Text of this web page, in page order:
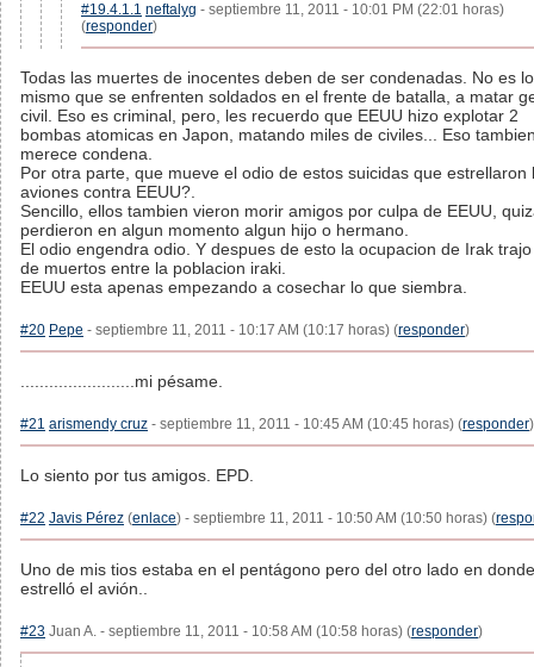
#19.4.1.1 neftalyg - septiembre 11, 2011 - 10:01 PM (22:01 horas)
(responder)
Todas las muertes de inocentes deben de ser condenadas. No es lo
mismo que se enfrenten soldados en el frente de batalla, a matar
civil. Eso es criminal, pero, les recuerdo que EEUU hizo explotar 2
bombas atomicas en Japon, matando miles de civiles... Eso
merece condena.
Por otra parte, que mueve el odio de estos suicidas que estrellaron
aviones contra EEUU?.
Sencillo, ellos tambien vieron morir amigos por culpa de EEUU,
perdieron en algun momento algun hijo o hermano.
El odio engendra odio. Y despues de esto la ocupacion de Irak
de muertos entre la poblacion iraki.
EEUU esta apenas empezando a cosechar lo que siembra.
#20 Pepe - septiembre 11, 2011 - 10:17 AM (10:17 horas) (responder)
........................mi pésame.
#21 arismendy cruz - septiembre 11, 2011 - 10:45 AM (10:45 horas) (responder)
Lo siento por tus amigos. EPD.
#22 Javis Pérez (enlace) - septiembre 11, 2011 - 10:50 AM (10:50 horas) (
Uno de mis tios estaba en el pentágono pero del otro lado en
estrelló el avión..
#23 Juan A. - septiembre 11, 2011 - 10:58 AM (10:58 horas) (responder)